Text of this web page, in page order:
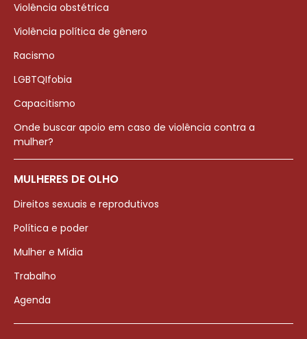
Violência obstétrica
Violência política de gênero
Racismo
LGBTQIfobia
Capacitismo
Onde buscar apoio em caso de violência contra a
mulher?
MULHERES DE OLHO
Direitos sexuais e reprodutivos
Política e poder
Mulher e Mídia
Trabalho
Agenda